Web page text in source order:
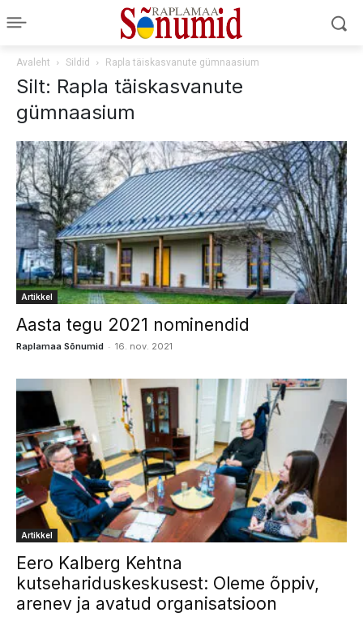
Avaleht Sildid Rapla täiskasvanute gümnaasium
Silt: Rapla täiskasvanute
gümnaasium
Artikkel
Aasta tegu 2021 nominendid
Raplamaa Sõnumid - 16. nov. 2021
Artikkel
Eero Kalberg Kehtna
kutsehariduskeskusest: Oleme õppiv,
arenev ja avatud organisatsioon